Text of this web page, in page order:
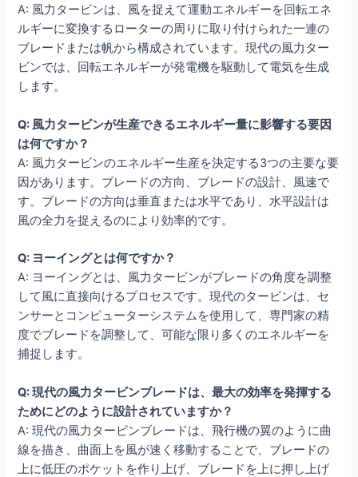
A: 風力タービンは、風を捉えて運動エネルギーを回転エネ
ルギーに変換するローターの周りに取り付けられた一連の
ブレードまたは帆から構成されています。現代の風力ター
ビンでは、回転エネルギーが発電機を駆動して電気を生成
します。
Q: 風力タービンが生産できるエネルギー量に影響する要因
は何ですか？
A: 風力タービンのエネルギー生産を決定する3つの主要な要
因があります。ブレードの方向、ブレードの設計、風速で
す。ブレードの方向は垂直または水平であり、水平設計は
風の全力を捉えるのにより効率的です。
Q: ヨーイングとは何ですか？
A: ヨーイングとは、風力タービンがブレードの角度を調整
して風に直接向けるプロセスです。現代のタービンは、セ
ンサーとコンピューターシステムを使用して、専門家の精
度でブレードを調整して、可能な限り多くのエネルギーを
捕捉します。
Q: 現代の風力タービンブレードは、最大の効率を発揮する
ためにどのように設計されていますか？
A: 現代の風力タービンブレードは、飛行機の翼のように曲
線を描き、曲面上を風が速く移動することで、ブレードの
上に低圧のポケットを作り上げ、ブレードを上に押し上げ